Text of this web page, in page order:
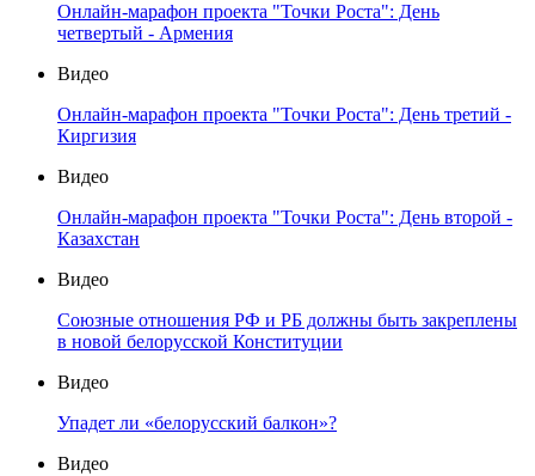
Онлайн-марафон проекта "Точки Роста": День
четвертый - Армения
Видео
Онлайн-марафон проекта "Точки Роста": День третий -
Киргизия
Видео
Онлайн-марафон проекта "Точки Роста": День второй -
Казахстан
Видео
Союзные отношения РФ и РБ должны быть закреплены
в новой белорусской Конституции
Видео
Упадет ли «белорусский балкон»?
Видео